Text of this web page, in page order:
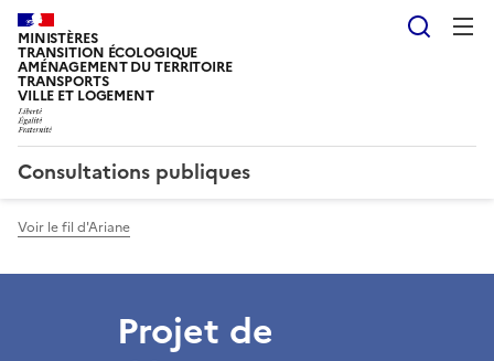
MINISTÈRES
TRANSITION ÉCOLOGIQUE
AMÉNAGEMENT DU TERRITOIRE
TRANSPORTS
VILLE ET LOGEMENT
Consultations publiques
Voir le fil d'Ariane
Projet de